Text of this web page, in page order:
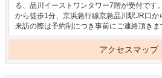
る、品川イーストワンタワー7階が受付です
から徒歩1分、京浜急行線京急品川駅JR口
来訪の際は予約制につき事前にご連絡頂きま
アクセスマップ